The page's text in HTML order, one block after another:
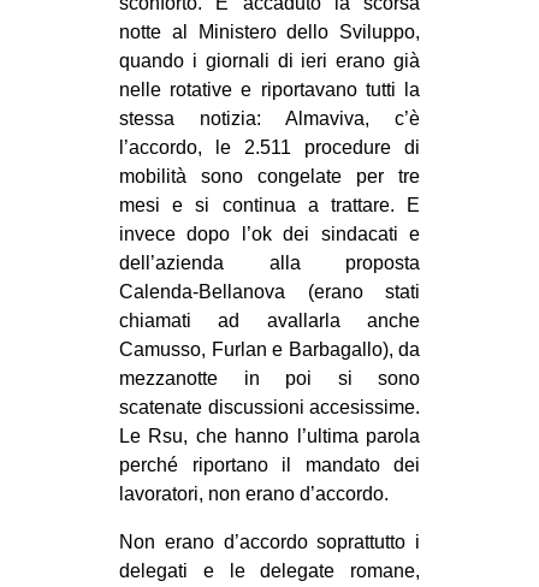
MUSICA
RECENSIONI
INTERNAZIONALE
AFRICA
AMERICHE
ESTREMO ORIENTE
EUROPA
MEDIO ORIENTE
MONDO
EVENTI
in
Fb
notte al Ministero dello Sviluppo,
quando i giornali di ieri erano già
nelle rotative e riportavano tutti la
stessa notizia: Almaviva, c’è
l’accordo, le 2.511 procedure di
mobilità sono congelate per tre
mesi e si continua a trattare. E
invece dopo l’ok dei sindacati e
dell’azienda alla proposta
Calenda-Bellanova (erano stati
chiamati ad avallarla anche
Camusso, Furlan e Barbagallo), da
mezzanotte in poi si sono
scatenate discussioni accesissime.
Le Rsu, che hanno l’ultima parola
perché riportano il mandato dei
lavoratori, non erano d’accordo.
Non erano d’accordo soprattutto i
delegati e le delegate romane,